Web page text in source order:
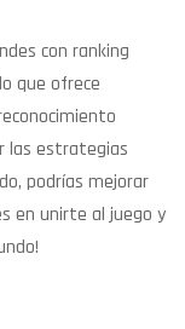
con ranking
que ofrece
las estrategias
podrías mejorar
en unirte al juego y